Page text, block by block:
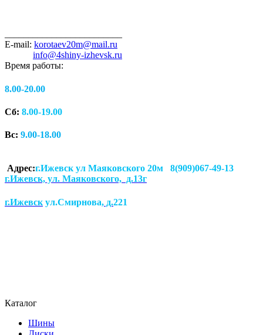
E-mail: korotaev20m@mail.ru
info@4shiny-izhevsk.ru
Время работы:
8.00-20.00
Сб: 8.00-19.00
Вс: 9.00-18.00
Адрес:г.Ижевск ул Маяковского 20м 8(909)067-49-13
г.Ижевск, ул. Маяковского, д.13г
г.Ижевск ул.Смирнова, д.221
Каталог
Шины